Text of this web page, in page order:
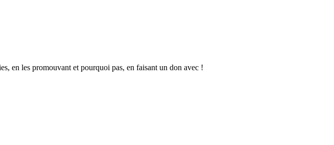
en les promouvant et pourquoi pas, en faisant un don avec !